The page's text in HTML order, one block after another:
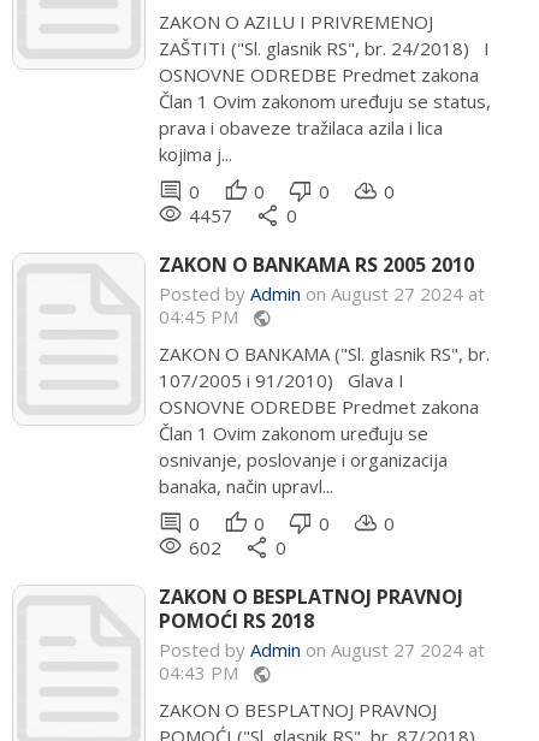
ZAKON O AZILU I PRIVREMENOJ
ZAŠTITI ("Sl. glasnik RS", br. 24/2018) I
OSNOVNE ODREDBE Predmet zakona
Član 1 Ovim zakonom uređuju se status,
prava i obaveze tražilaca azila i lica
kojima j...
comment 0 thumb_up 0 thumb_down 0 cloud_download 0
remove_red_eye 4457 share 0
ZAKON O BANKAMA RS 2005 2010
Posted by Admin on August 27 2024 at
04:45 PM public
ZAKON O BANKAMA ("Sl. glasnik RS", br.
107/2005 i 91/2010) Glava I
OSNOVNE ODREDBE Predmet zakona
Član 1 Ovim zakonom uređuju se
osnivanje, poslovanje i organizacija
banaka, način upravl...
comment 0 thumb_up 0 thumb_down 0 cloud_download 0
remove_red_eye 602 share 0
ZAKON O BESPLATNOJ PRAVNOJ
POMOĆI RS 2018
Posted by Admin on August 27 2024 at
04:43 PM public
ZAKON O BESPLATNOJ PRAVNOJ
POMOĆI ("Sl. glasnik RS", br. 87/2018)